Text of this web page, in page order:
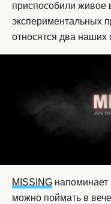
приспособили живое
экспериментальных
относятся два наших
MISSING
можно поймать в